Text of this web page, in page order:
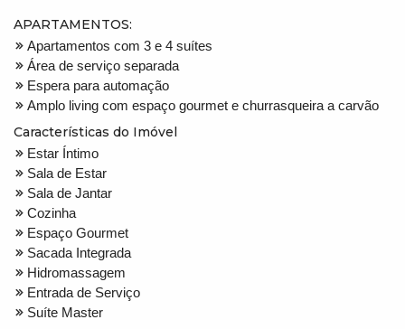
APARTAMENTOS:
Apartamentos com 3 e 4 suítes
Área de serviço separada
Espera para automação
Amplo living com espaço gourmet e churrasqueira a carvão
Características do Imóvel
Estar Íntimo
Sala de Estar
Sala de Jantar
Cozinha
Espaço Gourmet
Sacada Integrada
Hidromassagem
Entrada de Serviço
Suíte Master